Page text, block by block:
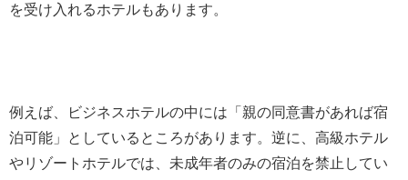
を受け入れるホテルもあります。
例えば、ビジネスホテルの中には「親の同意書があれば宿
泊可能」としているところがあります。逆に、高級ホテル
やリゾートホテルでは、未成年者のみの宿泊を禁止してい